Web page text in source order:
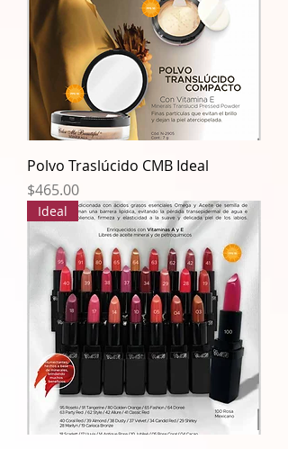
Polvo Traslúcido CMB Ideal
Precio
$465.00
Ideal